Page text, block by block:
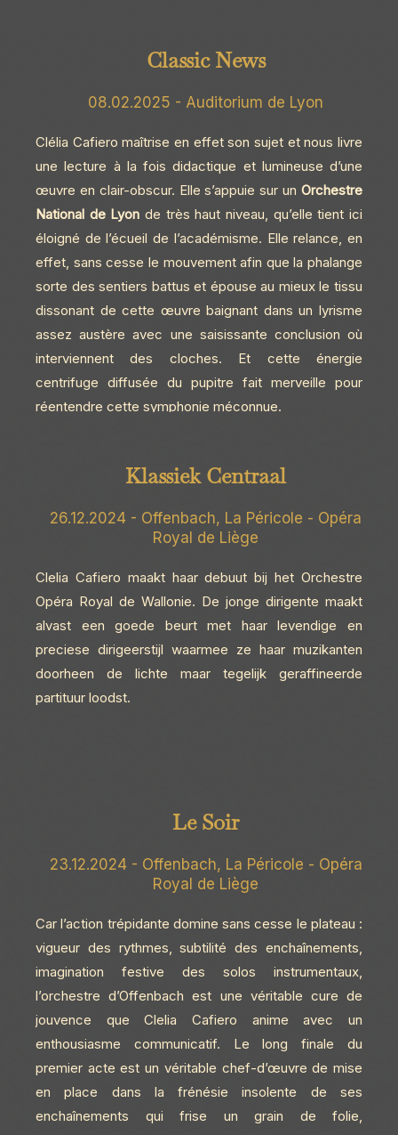
Classic News
08.02.2025 - Auditorium de Lyon
Clélia Cafiero maîtrise en effet son sujet et nous livre
une lecture à la fois didactique et lumineuse d’une
œuvre en clair-obscur. Elle s’appuie sur un Orchestre
National de Lyon de très haut niveau, qu’elle tient ici
éloigné de l’écueil de l’académisme. Elle relance, en
effet, sans cesse le mouvement afin que la phalange
sorte des sentiers battus et épouse au mieux le tissu
dissonant de cette œuvre baignant dans un lyrisme
assez austère avec une saisissante conclusion où
interviennent des cloches. Et cette énergie
centrifuge diffusée du pupitre fait merveille pour
réentendre cette symphonie méconnue.
Klassiek Centraal
26.12.2024 - Offenbach, La Péricole - Opéra
Royal de Liège
Clelia Cafiero maakt haar debuut bij het Orchestre
Opéra Royal de Wallonie. De jonge dirigente maakt
alvast een goede beurt met haar levendige en
preciese dirigeerstijl waarmee ze haar muzikanten
doorheen de lichte maar tegelijk geraffineerde
partituur loodst.
Le Soir
23.12.2024 - Offenbach, La Péricole - Opéra
Royal de Liège
Car l’action trépidante domine sans cesse le plateau :
vigueur des rythmes, subtilité des enchaînements,
imagination festive des solos instrumentaux,
l’orchestre d’Offenbach est une véritable cure de
jouvence que Clelia Cafiero anime avec un
enthousiasme communicatif. Le long finale du
premier acte est un véritable chef-d’œuvre de mise
en place dans la frénésie insolente de ses
enchaînements qui frise un grain de folie,